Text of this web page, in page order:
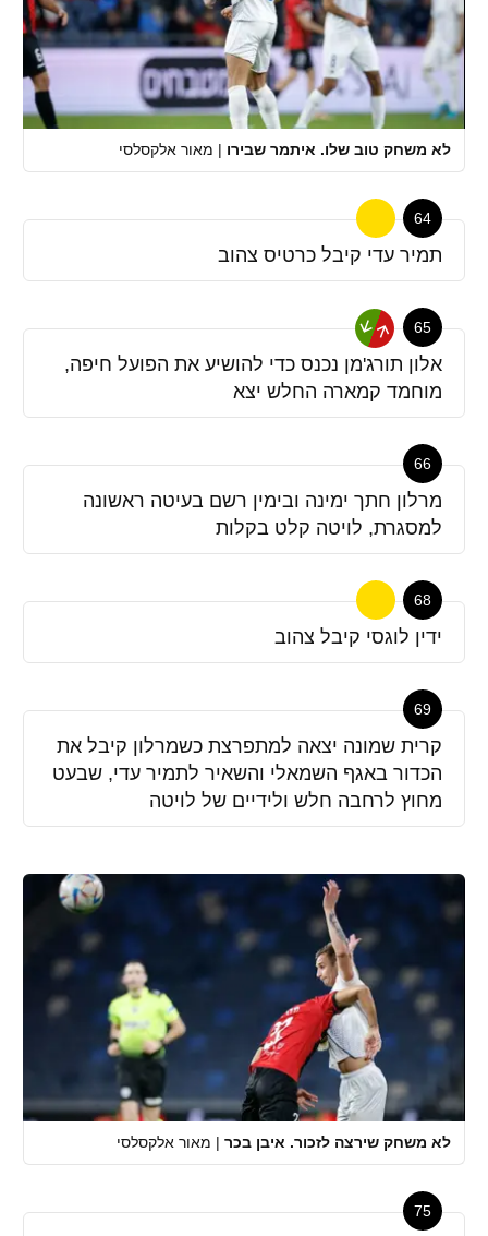
לא משחק טוב שלו. איתמר שבירו | מאור אלקסלסי
64
תמיר עדי קיבל כרטיס צהוב
65
אלון תורג'מן נכנס כדי להושיע את הפועל חיפה,
מוחמד קמארה החלש יצא
66
מרלון חתך ימינה ובימין רשם בעיטה ראשונה
למסגרת, לויטה קלט בקלות
68
ידין לוגסי קיבל צהוב
69
קרית שמונה יצאה למתפרצת כשמרלון קיבל את
הכדור באגף השמאלי והשאיר לתמיר עדי, שבעט
מחוץ לרחבה חלש ולידיים של לויטה
לא משחק שירצה לזכור. איבן בכר | מאור אלקסלסי
75